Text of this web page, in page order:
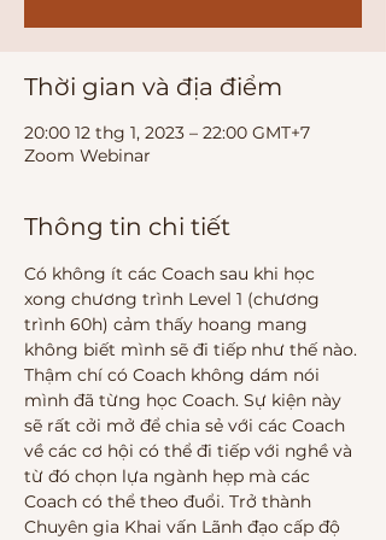
Thời gian và địa điểm
20:00 12 thg 1, 2023 – 22:00 GMT+7
Zoom Webinar
Thông tin chi tiết
Có không ít các Coach sau khi học
xong chương trình Level 1 (chương
trình 60h) cảm thấy hoang mang
không biết mình sẽ đi tiếp như thế nào.
Thậm chí có Coach không dám nói
mình đã từng học Coach. Sự kiện này
sẽ rất cởi mở để chia sẻ với các Coach
về các cơ hội có thể đi tiếp với nghề và
từ đó chọn lựa ngành hẹp mà các
Coach có thể theo đuổi. Trở thành
Chuyên gia Khai vấn Lãnh đạo cấp độ